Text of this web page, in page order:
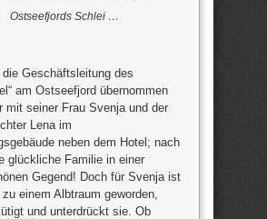
Ostseefjords Schlei …
Geschäftsleitung des
am Ostseefjord übernommen
mit seiner Frau Svenja und der
Lena im
neben dem Hotel; nach
glückliche Familie in einer
Gegend! Doch für Svenja ist
einem Albtraum geworden,
und unterdrückt sie. Ob